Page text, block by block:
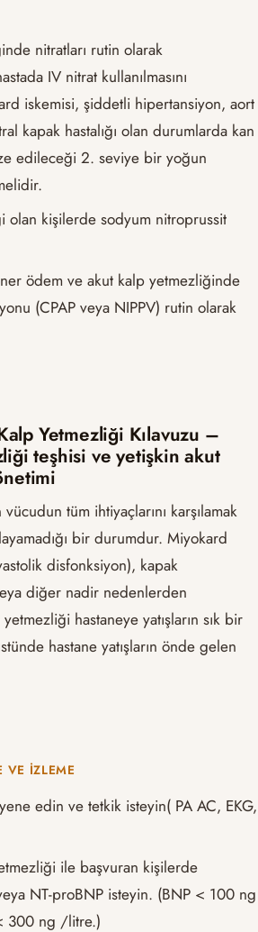
nitratları rutin olarak
IV nitrat kullanılmasını
iskemisi, şiddetli hipertansiyon, aort
kapak hastalığı olan durumlarda kan
edileceği 2. seviye bir yoğun
olan kişilerde sodyum nitroprussit
ödem ve akut kalp yetmezliğinde
(CPAP veya NIPPV) rutin olarak
Yetmezliği Kılavuzu –
teşhisi ve yetişkin akut
tüm ihtiyaçlarını karşılamak
bir durumdur. Miyokard
disfonksiyon), kapak
diğer nadir nedenlerden
hastaneye yatışların sık bir
hastane yatışların önde gelen
VE İZLEME
edin ve tetkik isteyin( PA AC, EKG,
ile başvuran kişilerde
NT-proBNP isteyin. (BNP < 100 ng
300 ng /litre.)